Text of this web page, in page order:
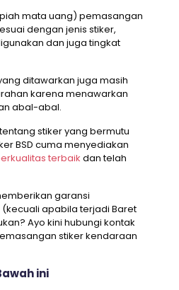
mata uang) pemasangan
dengan jenis stiker,
dan juga tingkat
ditawarkan juga masih
karena menawarkan
abal-abal.
stiker yang bermutu
BSD cuma menyediakan
terbaik dan telah
garansi
(kecuali apabila terjadi Baret
Ayo kini hubungi kontak
stiker kendaraan
ini